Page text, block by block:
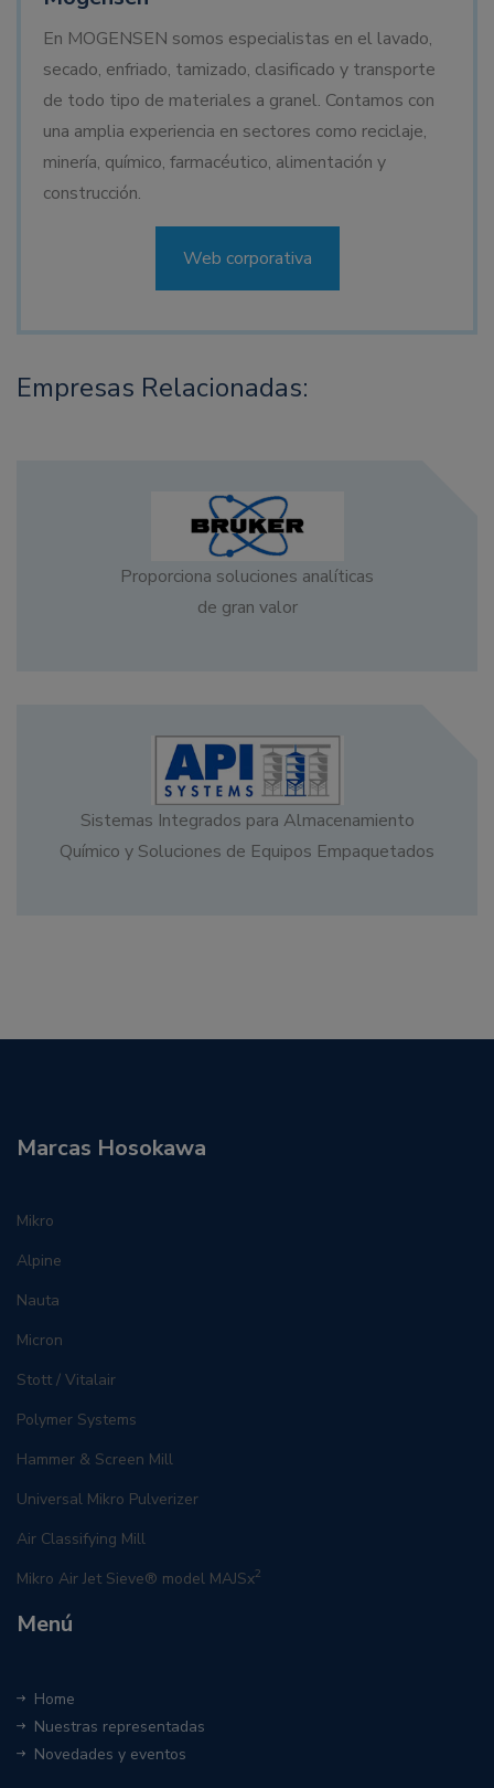
En MOGENSEN somos especialistas en el lavado,
secado, enfriado, tamizado, clasificado y transporte
de todo tipo de materiales a granel. Contamos con
una amplia experiencia en sectores como reciclaje,
minería, químico, farmacéutico, alimentación y
construcción.
Web corporativa
Empresas Relacionadas:
Proporciona soluciones analíticas
de gran valor
Sistemas Integrados para Almacenamiento
Químico y Soluciones de Equipos Empaquetados
Marcas Hosokawa
Mikro
Alpine
Nauta
Micron
Stott / Vitalair
Polymer Systems
Hammer & Screen Mill
Universal Mikro Pulverizer
Air Classifying Mill
Mikro Air Jet Sieve® model MAJSx2
Menú
Home
Nuestras representadas
Novedades y eventos